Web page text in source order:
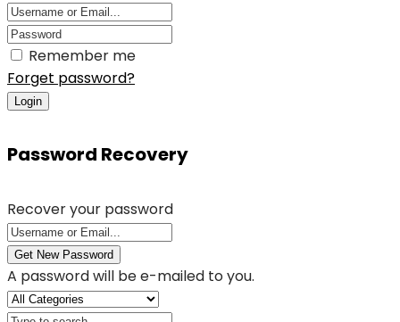
Remember me
Forget password?
Login
Password Recovery
Recover your password
Get New Password
A password will be e-mailed to you.